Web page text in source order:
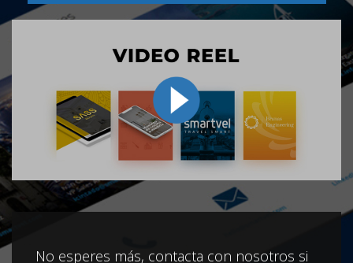
No esperes más, contacta con nosotros si